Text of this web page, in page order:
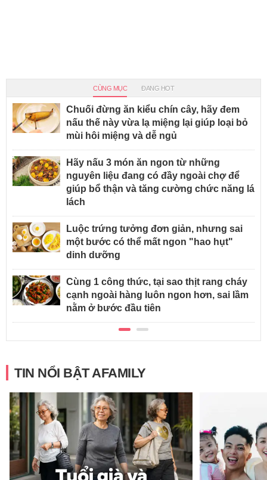
CÙNG MỤC ĐANG HOT
Chuối đừng ăn kiểu chín cây, hãy đem
nấu thế này vừa lạ miệng lại giúp loại bỏ
mùi hôi miệng và dễ ngủ
Hãy nấu 3 món ăn ngon từ những
nguyên liệu đang có đầy ngoài chợ để
giúp bổ thận và tăng cường chức năng lá
lách
Luộc trứng tưởng đơn giản, nhưng sai
một bước có thể mất ngon "hao hụt"
dinh dưỡng
Cùng 1 công thức, tại sao thịt rang cháy
cạnh ngoài hàng luôn ngon hơn, sai lầm
nằm ở bước đầu tiên
TIN NỔI BẬT AFAMILY